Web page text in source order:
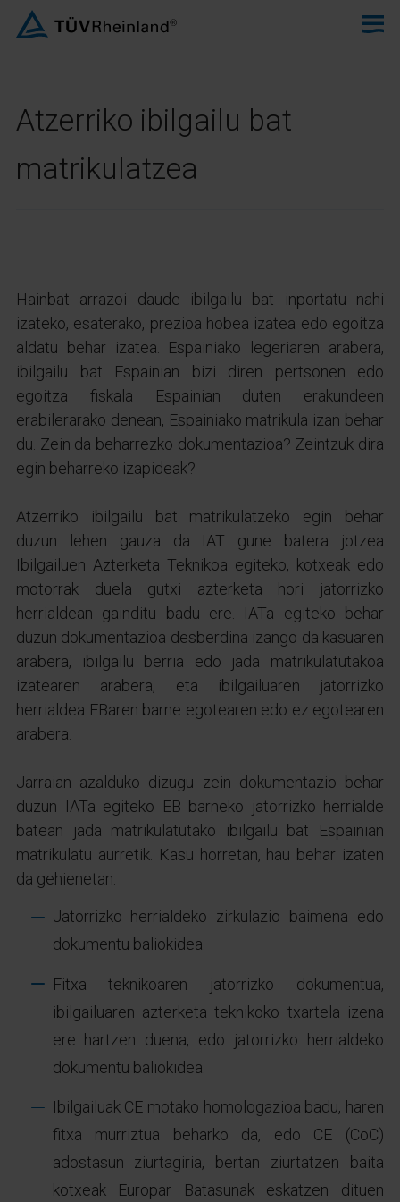
Atzerriko ibilgailu bat
matrikulatzea
Hainbat arrazoi daude ibilgailu bat inportatu nahi
izateko, esaterako, prezioa hobea izatea edo egoitza
aldatu behar izatea. Espainiako legeriaren arabera,
ibilgailu bat Espainian bizi diren pertsonen edo
egoitza fiskala Espainian duten erakundeen
erabilerarako denean, Espainiako matrikula izan behar
du. Zein da beharrezko dokumentazioa? Zeintzuk dira
egin beharreko izapideak?
Atzerriko ibilgailu bat matrikulatzeko egin behar
duzun lehen gauza da IAT gune batera jotzea
Ibilgailuen Azterketa Teknikoa egiteko, kotxeak edo
motorrak duela gutxi azterketa hori jatorrizko
herrialdean gainditu badu ere. IATa egiteko behar
duzun dokumentazioa desberdina izango da kasuaren
arabera, ibilgailu berria edo jada matrikulatutakoa
izatearen arabera, eta ibilgailuaren jatorrizko
herrialdea EBaren barne egotearen edo ez egotearen
arabera.
Jarraian azalduko dizugu zein dokumentazio behar
duzun IATa egiteko EB barneko jatorrizko herrialde
batean jada matrikulatutako ibilgailu bat Espainian
matrikulatu aurretik. Kasu horretan, hau behar izaten
da gehienetan:
Jatorrizko herrialdeko zirkulazio baimena edo
dokumentu baliokidea.
Fitxa teknikoaren jatorrizko dokumentua,
ibilgailuaren azterketa teknikoko txartela izena
ere hartzen duena, edo jatorrizko herrialdeko
dokumentu baliokidea.
Ibilgailuak CE motako homologazioa badu, haren
fitxa murriztua beharko da, edo CE (CoC)
adostasun ziurtagiria, bertan ziurtatzen baita
kotxeak Europar Batasunak eskatzen dituen